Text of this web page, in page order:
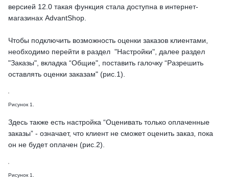
версией 12.0 такая функция стала доступна в интернет-
магазинах AdvantShop.
Чтобы подключить возможность оценки заказов клиентами,
необходимо перейти в раздел "Настройки", далее раздел
"Заказы", вкладка “Общие", поставить галочку “Разрешить
оставлять оценки заказам" (рис.1).
Рисунок 1.
Здесь также есть настройка “Оценивать только оплаченные
заказы” - означает, что клиент не сможет оценить заказ, пока
он не будет оплачен (рис.2).
Рисунок 1.